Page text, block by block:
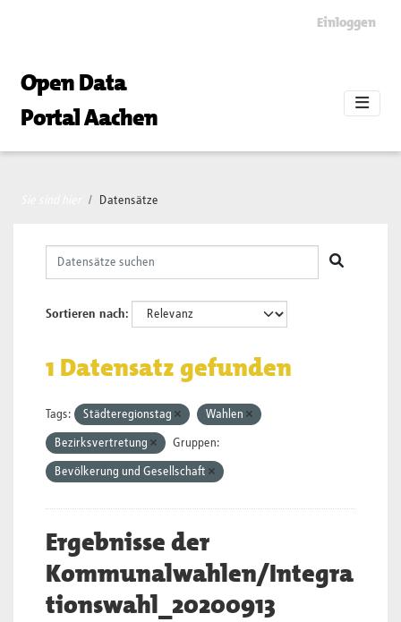
Einloggen
Open Data
Portal Aachen
Datensätze
Sortieren nach
1 Datensatz gefunden
Tags: Städteregionstag Wahlen
Bezirksvertretung Gruppen:
Bevölkerung und Gesellschaft
Ergebnisse der
Kommunalwahlen/Integra
tionswahl_20200913